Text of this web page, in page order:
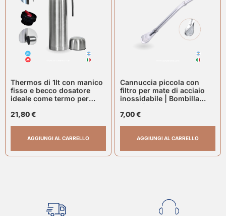
Thermos di 1lt con manico
fisso e becco dosatore
ideale come termo per
mate. Colore Argento
21,80€
AGGIUNGI AL CARRELLO
Cannuccia piccola con
filtro per mate di acciaio
inossidabile | Bombilla
Pequeña 15cm.
7,00€
AGGIUNGI AL CARRELLO